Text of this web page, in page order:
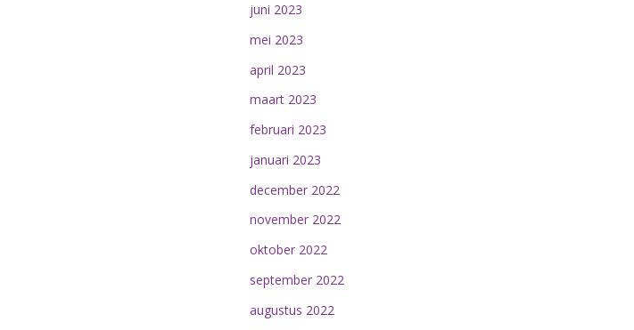
juni 2023
mei 2023
april 2023
maart 2023
februari 2023
januari 2023
december 2022
november 2022
oktober 2022
september 2022
augustus 2022